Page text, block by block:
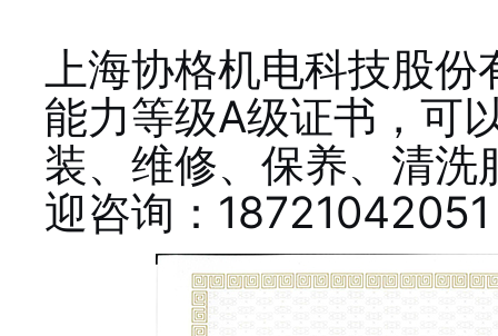
上海协格机电科技股
能力等级A级证书，可
装、维修、保养、清
迎咨询：